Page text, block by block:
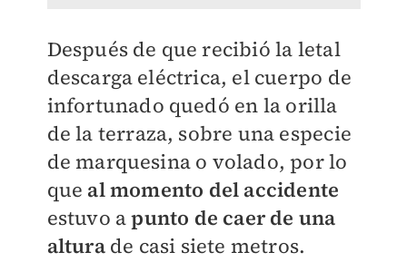
Después de que recibió la letal
descarga eléctrica, el cuerpo de
infortunado quedó en la orilla
de la terraza, sobre una especie
de marquesina o volado, por lo
que al momento del accidente
estuvo apunto de caer de una
alturade casi siete metros.